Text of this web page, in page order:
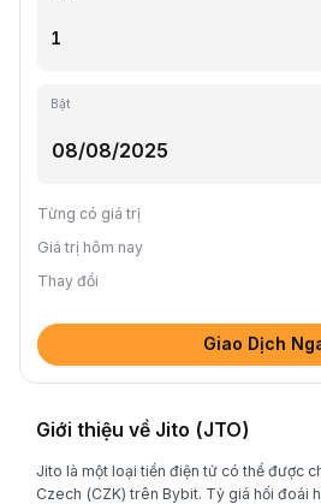
Bật
Từng có giá trị
Giá trị hôm nay
Thay đổi
Giao Dịch
Giới thiệu về Jito (JTO)
Jito là một loại tiền điện tử có thể được
Czech (CZK) trên Bybit. Tỷ giá hối đoái